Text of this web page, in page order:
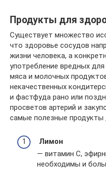
Продукты для
Существует множество
что здоровье сосудов
жизни человека, а
употребление вредных
мяса и молочных
некачественных
и фастфуда рано или
просветов артерий и
самые полезные продукты
Лимон
— витамин С,
необходимы и